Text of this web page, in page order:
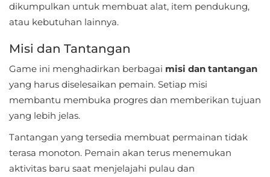
Food
Drink
Health
&
Fitness
House
dikumpulkan untuk membuat alat, item pendukung,
atau kebutuhan lainnya.
Misi dan Tantangan
Game ini menghadirkan berbagai misi dan tantangan
yang harus diselesaikan pemain. Setiap misi
membantu membuka progres dan memberikan tujuan
yang lebih jelas.
Tantangan yang tersedia membuat permainan tidak
terasa monoton. Pemain akan terus menemukan
aktivitas baru saat menjelajahi pulau dan